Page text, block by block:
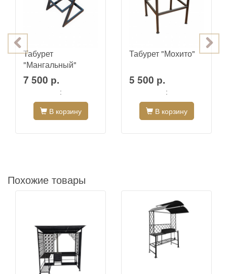
Табурет
"Мангальный"
7 500 р.
:
В корзину
Табурет "Мохито"
5 500 р.
:
В корзину
Похожие товары